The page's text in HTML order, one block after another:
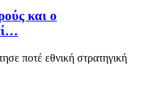
και ο